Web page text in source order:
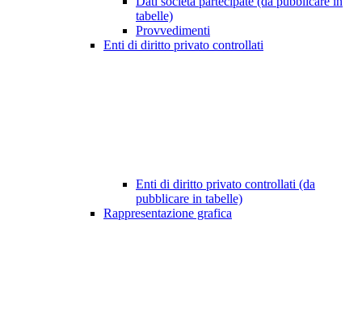
tabelle)
Provvedimenti
Enti di diritto privato controllati
Enti di diritto privato controllati (da
pubblicare in tabelle)
Rappresentazione grafica